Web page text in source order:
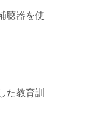
聴器を使
た教育訓